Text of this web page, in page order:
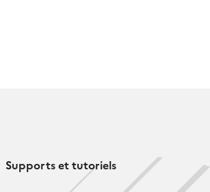
Supports et tutoriels